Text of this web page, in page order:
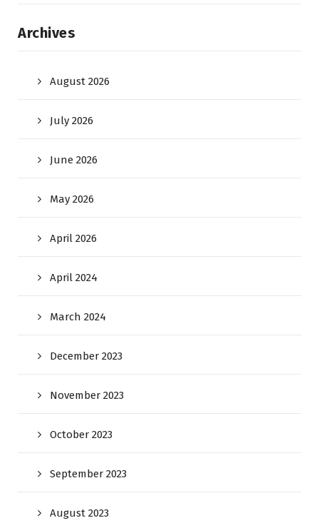
Archives
August 2026
July 2026
June 2026
May 2026
April 2026
April 2024
March 2024
December 2023
November 2023
October 2023
September 2023
August 2023